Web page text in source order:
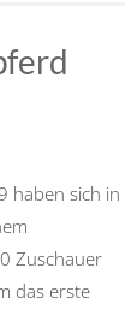
haben sich in
Zuschauer
das erste